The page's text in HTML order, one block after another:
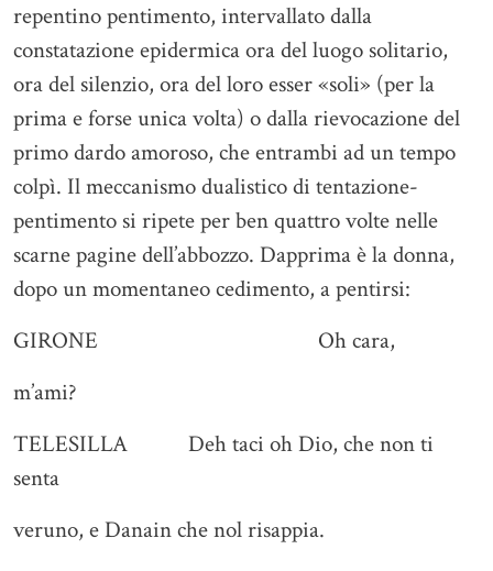
repentino pentimento, intervallato dalla
constatazione epidermica ora del luogo solitario,
ora del silenzio, ora del loro esser «soli» (per la
prima e forse unica volta) o dalla rievocazione del
primo dardo amoroso, che entrambi ad un tempo
colpì. Il meccanismo dualistico di tentazione-
pentimento si ripete per ben quattro volte nelle
scarne pagine dell’abbozzo. Dapprima è la donna,
dopo un momentaneo cedimento, a pentirsi:
GIRONE Oh cara,
m’ami?
TELESILLA Deh taci oh Dio, che non ti
senta
veruno, e Danain che nol risappia.